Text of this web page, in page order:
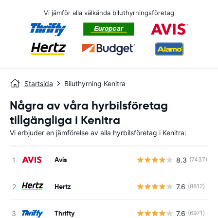
Vi jämför alla välkända biluthyrningsföretag
Startsida Biluthyrning Kenitra
Några av våra hyrbilsföretag
tillgängliga i Kenitra
Vi erbjuder en jämförelse av alla hyrbilsföretag i Kenitra:
Avis 8.3 (7437)
Hertz 7.6 (8812)
Thrifty 7.6 (6971)